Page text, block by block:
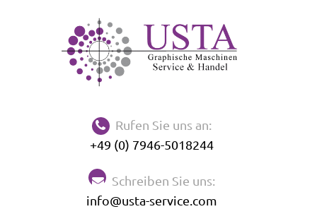
Rufen Sie uns an:
+49 (0) 7946-5018244
Schreiben Sie uns:
info@usta-service.com